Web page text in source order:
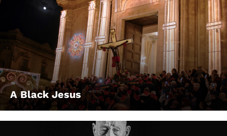
A Black Jesus